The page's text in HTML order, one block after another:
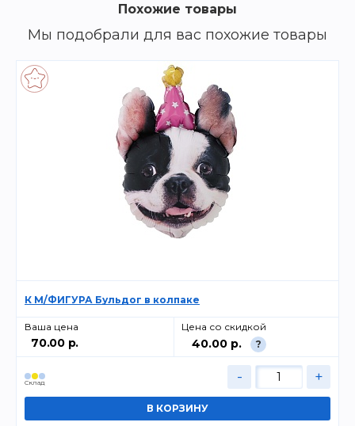
Похожие товары
Мы подобрали для вас похожие товары
К М/ФИГУРА Бульдог в колпаке
Ваша цена
70.00 р.
Цена со скидкой
40.00 р. ?
Cклад - +